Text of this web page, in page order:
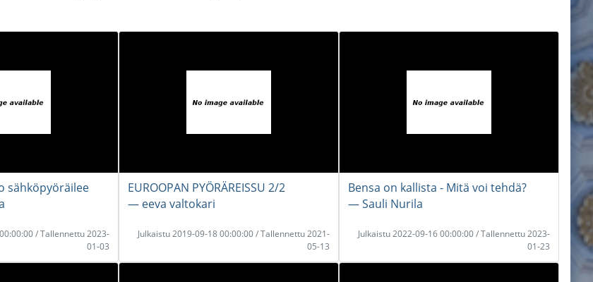
sähköpyöräilee
/ Tallennettu 2023-
01-03
EUROOPAN PYÖRÄREISSU 2/2
― eeva valtokari
Julkaistu 2019-09-18 00:00:00 / Tallennettu 2021-
05-13
Bensa on kallista - Mitä voi tehdä?
― Sauli Nurila
Julkaistu 2022-09-16 00:00:00 / Tallennettu 2023-
01-23